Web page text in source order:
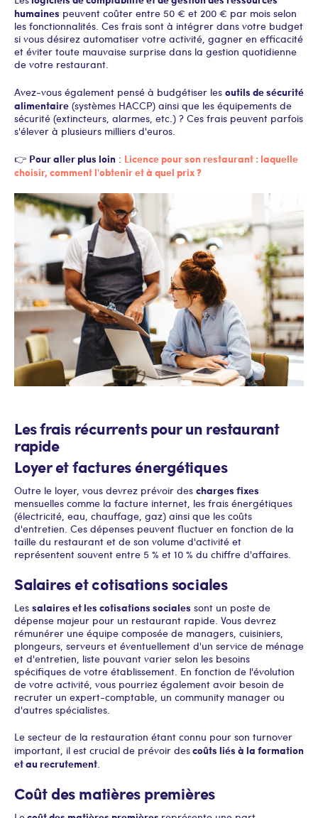
humaines peuvent coûter entre 50 € et 200 € par mois selon
les fonctionnalités. Ces frais sont à intégrer dans votre budget
si vous désirez automatiser votre activité, gagner en efficacité
et éviter toute mauvaise surprise dans la gestion quotidienne
de votre restaurant.
Avez-vous également pensé à budgétiser les outils de sécurité
alimentaire (systèmes HACCP) ainsi que les équipements de
sécurité (extincteurs, alarmes, etc.) ? Ces frais peuvent parfois
s'élever à plusieurs milliers d'euros.
👉 Pour aller plus loin : Licence pour son restaurant : laquelle
choisir, comment l'obtenir et à quel prix ?
Les frais récurrents pour un restaurant
rapide
Loyer et factures énergétiques
Outre le loyer, vous devrez prévoir des charges fixes
mensuelles comme la facture internet, les frais énergétiques
(électricité, eau, chauffage, gaz) ainsi que les coûts
d'entretien. Ces dépenses peuvent fluctuer en fonction de la
taille du restaurant et de son volume d'activité et
représentent souvent entre 5 % et 10 % du chiffre d'affaires.
Salaires et cotisations sociales
Les salaires et les cotisations sociales sont un poste de
dépense majeur pour un restaurant rapide. Vous devrez
rémunérer une équipe composée de managers, cuisiniers,
plongeurs, serveurs et éventuellement d'un service de ménage
et d'entretien, liste pouvant varier selon les besoins
spécifiques de votre établissement. En fonction de l'évolution
de votre activité, vous pourriez également avoir besoin de
recruter un expert-comptable, un community manager ou
d'autres spécialistes.
Le secteur de la restauration étant connu pour son turnover
important, il est crucial de prévoir descoûts liés à la formation
et au recrutement
Coût des matières premières